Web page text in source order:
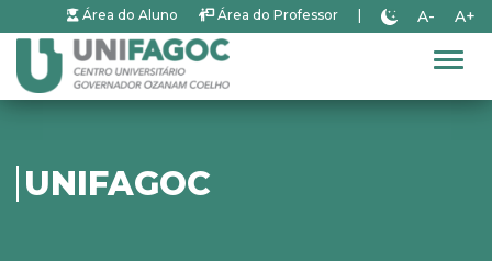
Área do Aluno Área do Professor A- A+
UNIFAGOC